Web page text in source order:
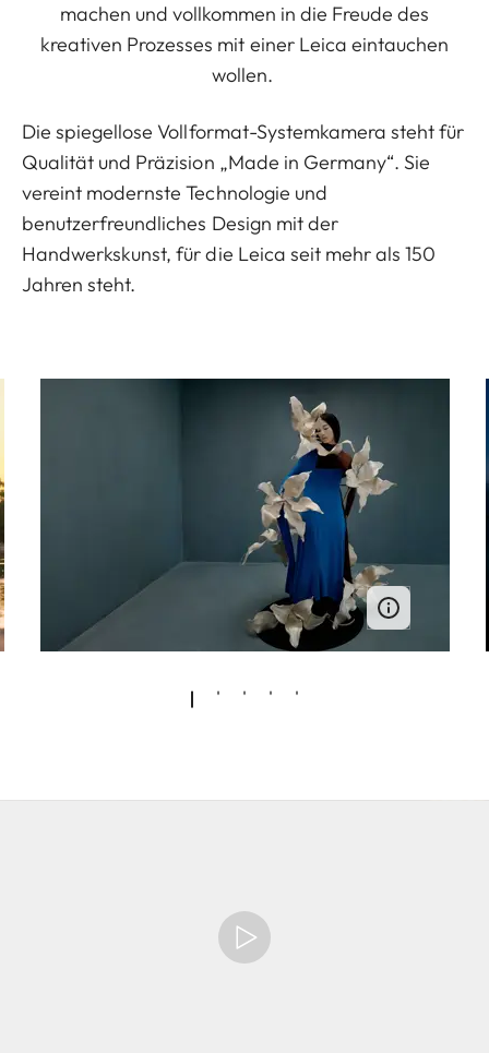
machen und vollkommen in die Freude des
kreativen Prozesses mit einer Leica eintauchen
wollen.
Die spiegellose Vollformat-Systemkamera steht für
Qualität und Präzision „Made in Germany“. Sie
vereint modernste Technologie und
benutzerfreundliches Design mit der
Handwerkskunst, für die Leica seit mehr als 150
Jahren steht.